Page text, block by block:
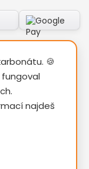
🍪
najdeš